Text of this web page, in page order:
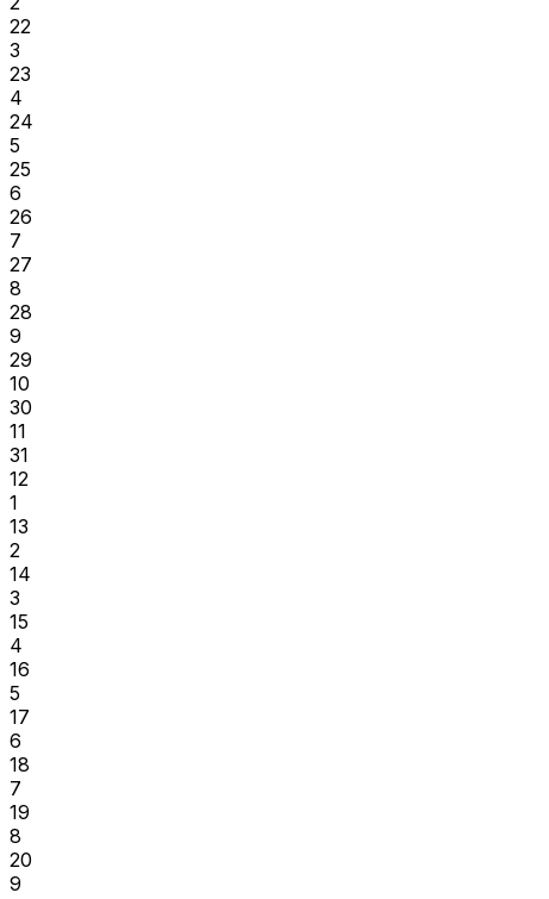
22
3
23
4
24
5
25
6
26
7
27
8
28
9
29
10
30
11
31
12
1
13
2
14
3
15
4
16
5
17
6
18
7
19
8
20
9